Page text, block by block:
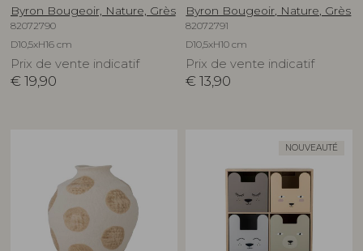
Byron Bougeoir, Nature, Grès
82072790
D10,5xH16 cm
Prix de vente indicatif
€ 19,90
Byron Bougeoir, Nature, Grès
82072791
D10,5xH10 cm
Prix de vente indicatif
€ 13,90
NOUVEAUTÉ